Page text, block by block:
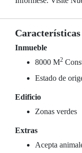
Características
Inmueble
8000 M2
Estado de
Edificio
Zonas verdes
Extras
Acepta